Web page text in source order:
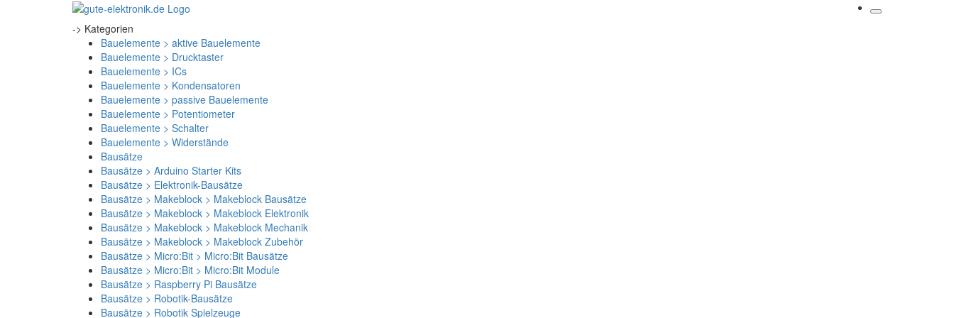
-> Kategorien
Bauelemente > aktive Bauelemente
Bauelemente > Drucktaster
Bauelemente > ICs
Bauelemente > Kondensatoren
Bauelemente > passive Bauelemente
Bauelemente > Potentiometer
Bauelemente > Schalter
Bauelemente > Widerstände
Bausätze
Bausätze > Arduino Starter Kits
Bausätze > Elektronik-Bausätze
Bausätze > Makeblock > Makeblock Bausätze
Bausätze > Makeblock > Makeblock Elektronik
Bausätze > Makeblock > Makeblock Mechanik
Bausätze > Makeblock > Makeblock Zubehör
Bausätze > Micro:Bit > Micro:Bit Bausätze
Bausätze > Micro:Bit > Micro:Bit Module
Bausätze > Raspberry Pi Bausätze
Bausätze > Robotik-Bausätze
Bausätze > Robotik Spielzeuge